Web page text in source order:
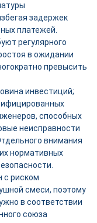
задержек
платежей.
регулярного
в ожидании
превысить
инвестиций;
способных
неисправности
внимания
нормативных
с риском
смеси, поэтому
в соответствии
союза